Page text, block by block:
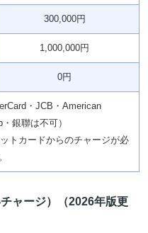
300,000円
1,000,000円
0円
・JCB・American
銀聯は不可）
トカードからのチャージが必
ャージ）（2026年版更